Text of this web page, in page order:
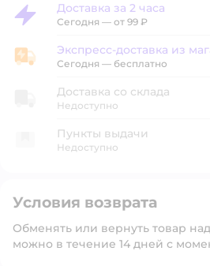
Доставка за 2 часа
Доставка за 2 часа
Сегодня — от 99 ₽
Экспресс-доставка из магазина
Экспресс-доставка из
Сегодня — бесплатно
Доставка со склада
Недоступно
Пункты выдачи
Недоступно
Условия возврата
Обменять или вернуть товар
можно в течение 14 дней с